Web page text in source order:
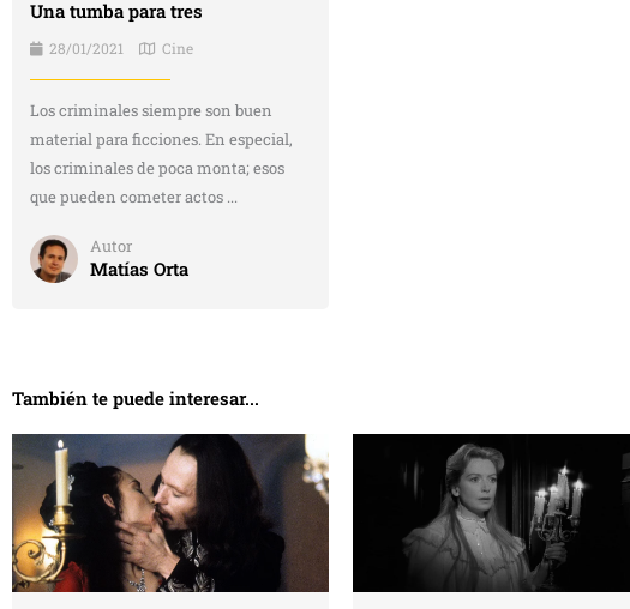
Una tumba para tres
28/01/2021 Cine
Los criminales siempre son buen
material para ficciones. En especial,
los criminales de poca monta; esos
que pueden cometer actos ...
Autor
Matías Orta
También te puede interesar...